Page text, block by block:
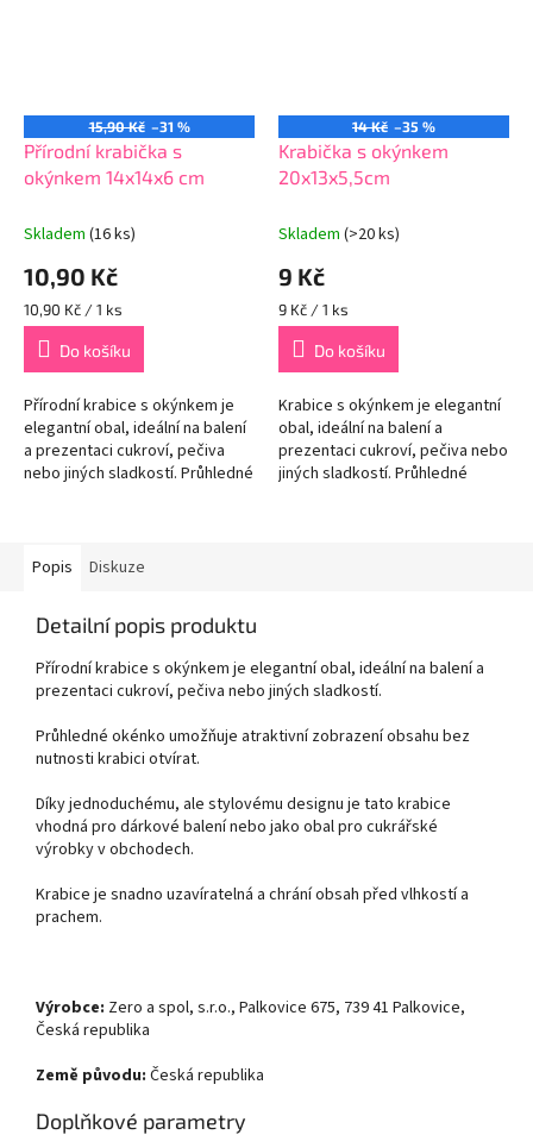
15,90 Kč –31 %
Přírodní krabička s
okýnkem 14x14x6 cm
Skladem (16 ks)
10,90 Kč
Měrná
cena:
10,90 Kč / 1 ks
Do košíku
Přírodní krabice s okýnkem je
elegantní obal, ideální na balení
a prezentaci cukroví, pečiva
nebo jiných sladkostí. Průhledné
14 Kč –35 %
Krabička s okýnkem
20x13x5,5cm
Skladem (>20 ks)
9 Kč
Měrná
cena:
9 Kč / 1 ks
Do košíku
Krabice s okýnkem je elegantní
obal, ideální na balení a
prezentaci cukroví, pečiva nebo
jiných sladkostí. Průhledné
Popis Diskuze
Detailní popis produktu
Přírodní krabice s okýnkem je elegantní obal, ideální na balení a
prezentaci cukroví, pečiva nebo jiných sladkostí.
Průhledné okénko umožňuje atraktivní zobrazení obsahu bez
nutnosti krabici otvírat.
Díky jednoduchému, ale stylovému designu je tato krabice
vhodná pro dárkové balení nebo jako obal pro cukrářské
výrobky v obchodech.
Krabice je snadno uzavíratelná a chrání obsah před vlhkostí a
prachem.
Výrobce: Zero a spol, s.r.o., Palkovice 675, 739 41 Palkovice,
Česká republika
Země původu: Česká republika
Doplňkové parametry